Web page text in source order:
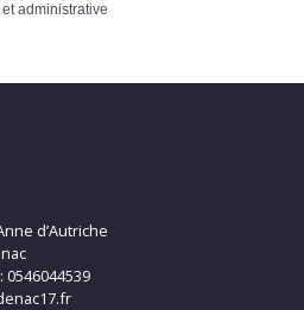
administrative
d’Autriche